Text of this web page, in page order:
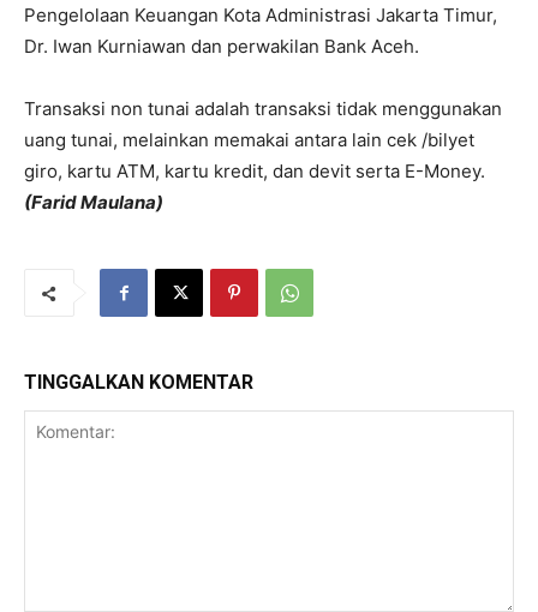
Pengelolaan Keuangan Kota Administrasi Jakarta Timur,
Dr. Iwan Kurniawan dan perwakilan Bank Aceh.
Transaksi non tunai adalah transaksi tidak menggunakan
uang tunai, melainkan memakai antara lain cek /bilyet
giro, kartu ATM, kartu kredit, dan devit serta E-Money.
(Farid Maulana)
TINGGALKAN KOMENTAR